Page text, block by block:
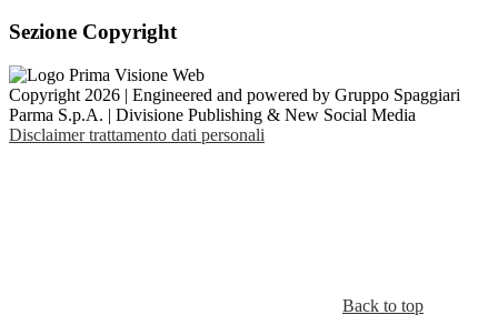
Sezione Copyright
Copyright 2026 | Engineered and powered by Gruppo Spaggiari
Parma S.p.A. | Divisione Publishing & New Social Media
Disclaimer trattamento dati personali
Back to top